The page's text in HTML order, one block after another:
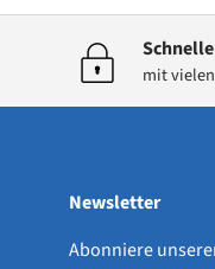
mit
Newsletter
Abonniere